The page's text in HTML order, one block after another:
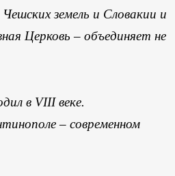
земель и Словакии и
Церковь – объединяет не
в VIII веке.
– современном